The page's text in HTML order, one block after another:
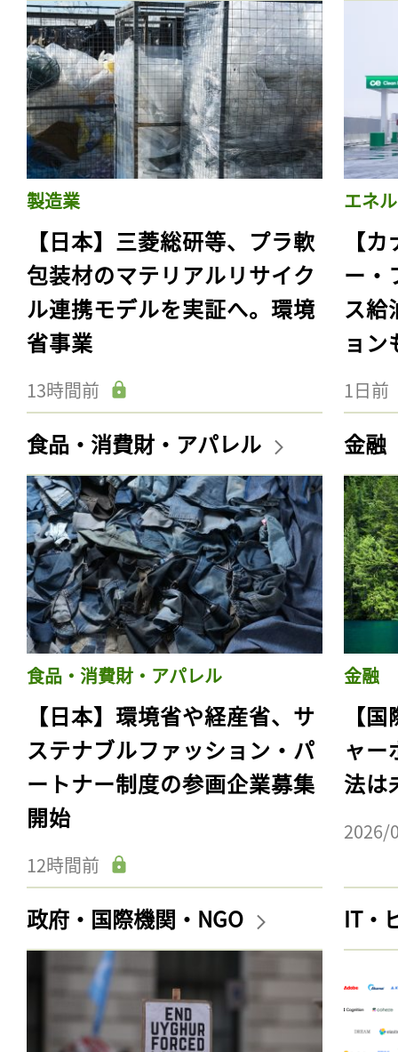
製造業
【日本】三菱総研等、プラ軟
包装材のマテリアルリサイク
ル連携モデルを実証へ。環境
省事業
13時間前
エネ
【
ー・
ス給
ョン
1日前
食品・消費財・アパレル
食品・消費財・アパレル
【日本】環境省や経産省、サ
ステナブルファッション・パ
ートナー制度の参画企業募集
開始
12時間前
金融
金融
【
ャー
法は
2026/
政府・国際機関・NGO IT・